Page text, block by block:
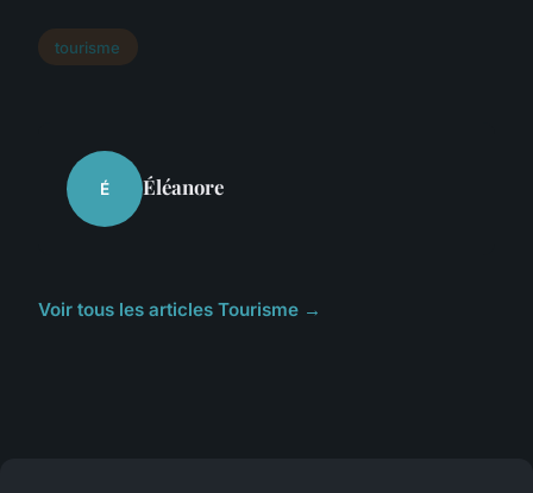
tourisme
É Éléanore
Voir tous les articles Tourisme →